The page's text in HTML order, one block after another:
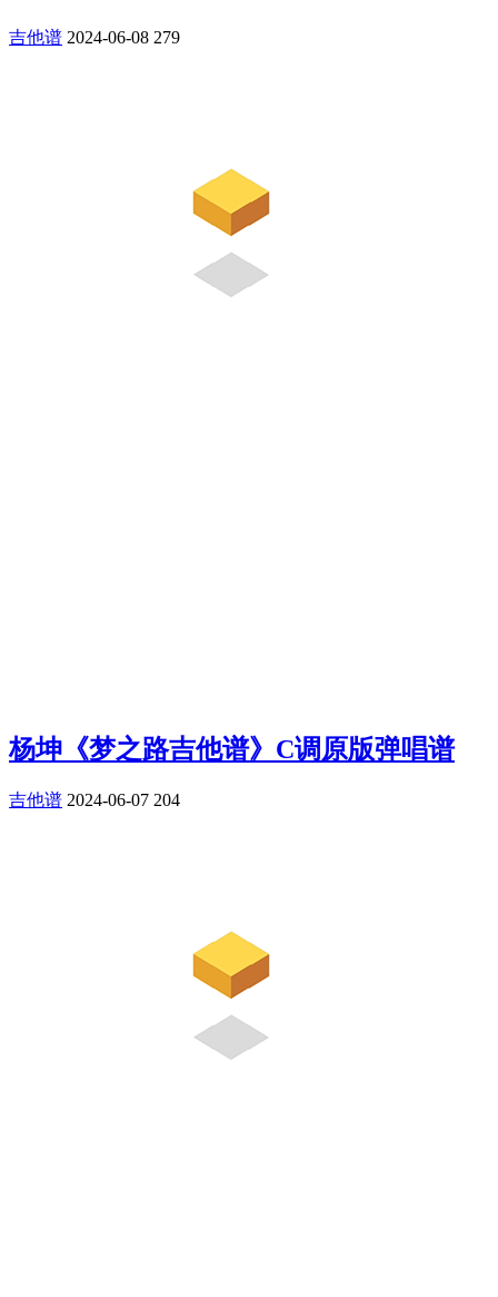
吉他谱 2024-06-08 279
杨坤《梦之路吉他谱》C调原版弹唱谱
吉他谱 2024-06-07 204